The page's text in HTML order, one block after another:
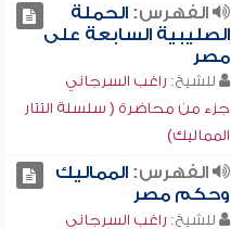
الفهرس:الحملة
الصليبية السابعة على
مصر
للشيخ: راغب السرجاني
جزء من محاضرة ( سلسلة التتار
المماليك)
الفهرس:المماليك
وحكم مصر
للشيخ: راغب السرجاني